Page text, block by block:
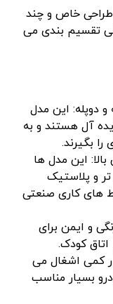
طراحی خاص و چند
تقسیم بندی می
و دو‌پله: این مدل
آل هستند و به
بگیرند.
این مدل ها
تر و پلاستیک
های کاری صنعتی
و ایمن برای
کودک.
کمی اشغال می
بسیار مناسب